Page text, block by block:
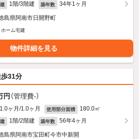
1階/3階建 築年数 34年1ヶ月
島県阿南市日開野町
ーム宅建
物件詳細を見る
31分
円 （管理費-）
1.0ヶ月/1.0ヶ月 使用部分面積 180.0㎡
1階/2階建 築年数 56年4ヶ月
島県阿南市宝田町今市中新開